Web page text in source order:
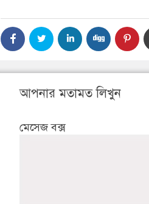
আপনার মতামত লিখুন
মেসেজ বক্স